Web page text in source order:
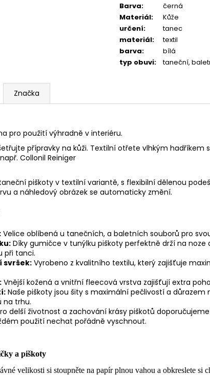
Barva:
černá
Materiál:
Kůže
určení:
tanec
materiál:
textil
barva:
bílá
typ obuvi: taneční,
Značka
pro použití výhradně v
přípravky na kůži. Textilní otřete vlhkým hadříkem
Collonil Reiniger
piškoty v textilní variantě, s flexibilní dělenou
a náhledový obrázek se automaticky změní.
Velice oblíbená u tanečních, a baletních souborů pro
Díky gumičce v tunýlku piškoty perfektně drží na
při tanci.
svršek:Vyrobeno z kvalitního textilu, který zajišťuje
Vnější kožená a vnitřní fleecová vrstva zajišťují extra
Naše piškoty jsou šity s maximální pečlivostí a důrazem
na trhu.
delší životnost a zachování krásy piškotů
použití nechat pořádně vyschnout.
a piškoty
velikosti si stoupněte na papír plnou vahou a obkreslete si